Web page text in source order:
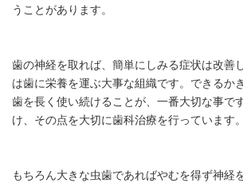
うことがあります。
歯の神経を取れば、簡単にしみる症状は改善
は歯に栄養を運ぶ大事な組織です。できるか
歯を長く使い続けることが、一番大切な事で
け、その点を大切に歯科治療を行っています。
もちろん大きな虫歯であればやむを得ず神経